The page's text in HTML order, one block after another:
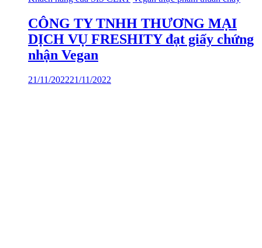
CÔNG TY TNHH THƯƠNG MẠI
DỊCH VỤ FRESHITY đạt giấy chứng
nhận Vegan
21/11/202221/11/2022